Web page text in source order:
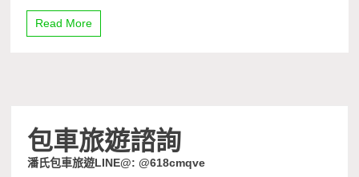
Read More
包車旅遊諮詢
潘氏包車旅遊LINE@: @618cmqve